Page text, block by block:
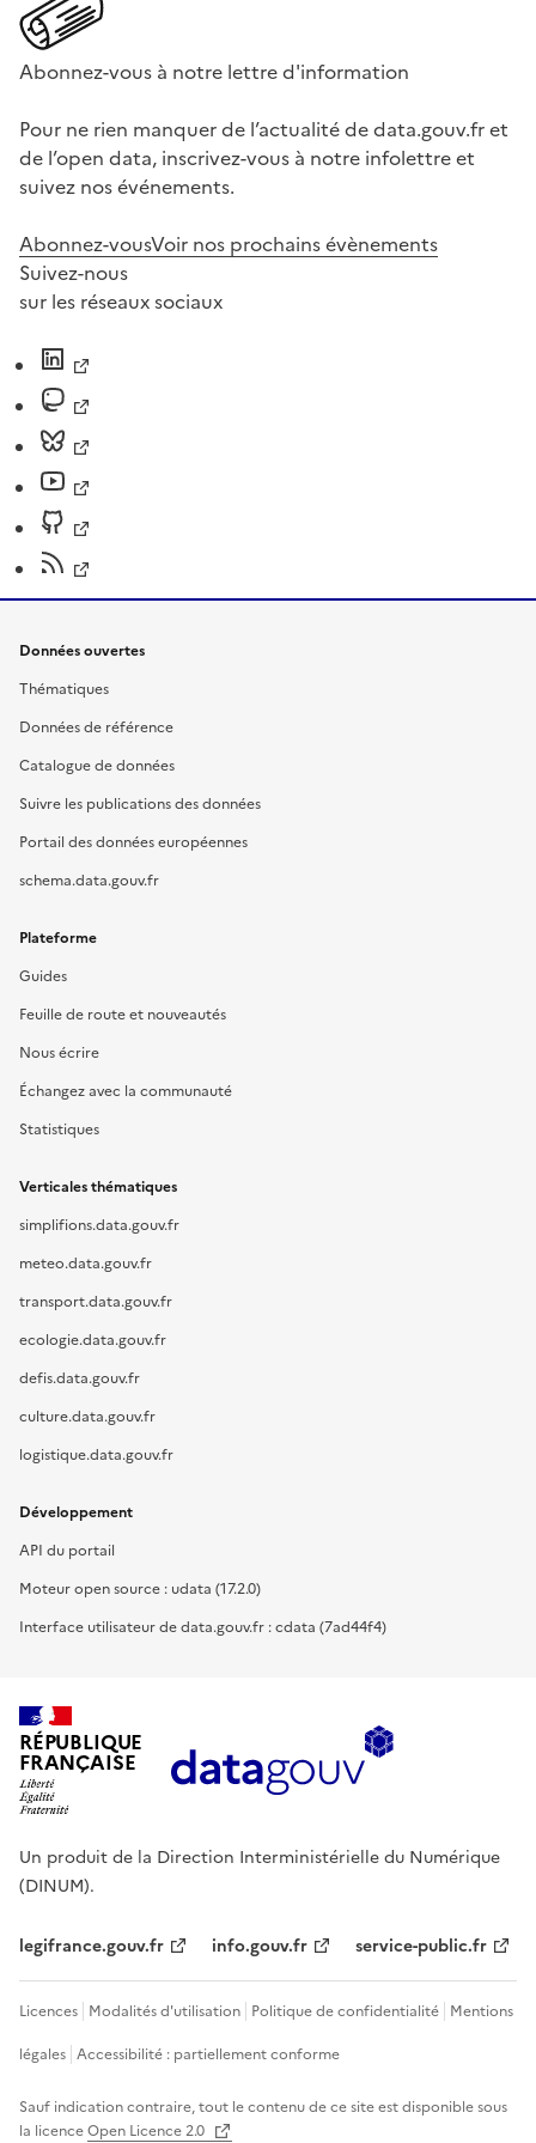
Abonnez-vous à notre lettre d'information
Pour ne rien manquer de l’actualité de data.gouv.fr et
de l’open data, inscrivez-vous à notre infolettre et
suivez nos événements.
Abonnez-vousVoir nos prochains évènements
Suivez-nous
sur les réseaux sociaux
Données ouvertes
Thématiques
Données de référence
Catalogue de données
Suivre les publications des données
Portail des données européennes
schema.data.gouv.fr
Plateforme
Guides
Feuille de route et nouveautés
Nous écrire
Échangez avec la communauté
Statistiques
Verticales thématiques
simplifions.data.gouv.fr
meteo.data.gouv.fr
transport.data.gouv.fr
ecologie.data.gouv.fr
defis.data.gouv.fr
culture.data.gouv.fr
logistique.data.gouv.fr
Développement
API du portail
Moteur open source : udata (17.2.0)
Interface utilisateur de data.gouv.fr : cdata (7ad44f4)
RÉPUBLIQUE
FRANÇAISE
Un produit de la Direction Interministérielle du Numérique
(DINUM).
legifrance.gouv.fr info.gouv.fr service-public.fr
Licences Modalités d'utilisation Politique de confidentialité Mentions
légales Accessibilité : partiellement conforme
Sauf indication contraire, tout le contenu de ce site est disponible sous
la licenceOpen Licence 2.0